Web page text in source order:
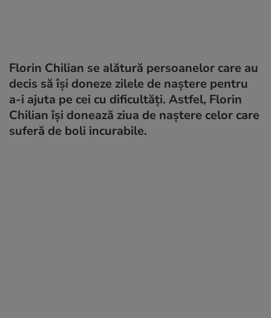
Florin Chilian se alătură persoanelor care au
decis să își doneze zilele de naștere pentru
a-i ajuta pe cei cu dificultăți. Astfel, Florin
Chilian își donează ziua de naștere celor care
suferă de boli incurabile.